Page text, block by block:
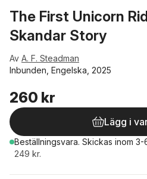
The First Unicorn
Skandar Story
Av A. F. Steadman
Inbunden, Engelska, 2025
260 kr
Lägg i
Beställningsvara. Skickas inom 3-
249 kr.